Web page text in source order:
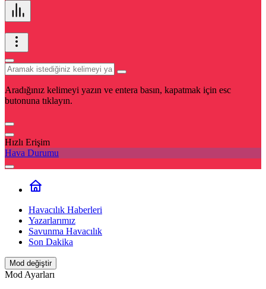
Aradığınız kelimeyi yazın ve entera basın, kapatmak için esc
butonuna tıklayın.
Hızlı Erişim
Hava Durumu
Havacılık Haberleri
Yazarlarımız
Savunma Havacılık
Son Dakika
Mod değiştir
Mod Ayarları